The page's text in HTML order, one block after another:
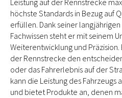
Leistung auf der Rennstrecke
höchste Standards in Bezug auf
erfüllen. Dank seiner
Fachwissen steht er mit seinem
Weiterentwicklung und
der Rennstrecke den
oder das Fahrerlebnis auf der
kann die Leistung des Fahrzeugs
und bietet Produkte an, denen